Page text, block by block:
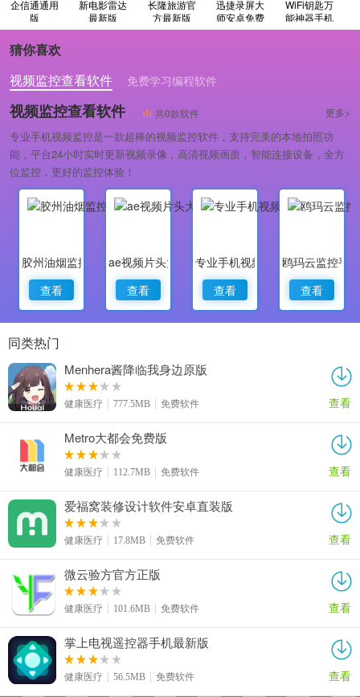
企信通通用
版
新电影雷达
最新版
长隆旅游官
方最新版
迅捷录屏大
师安卓免费
版
WiFi钥匙万
能神器手机
最新版
猜你喜欢
视频监控查看软件
免费学习编程软件
专业做婚礼策划的软件
视频监控查看软件 共0款软件 更多>
专业手机视频监控是一款超棒的视频监控软件，支持完美的本地拍照功
能，平台24小时实时更新视频录像，高清视频画质，智能连接设备，全方
位监控，更好的监控体验！
胶州油烟监控
查看
ae视频片头大师
查看
专业手机视频监控
查看
鸥玛云监控平
查看
同类热门
Menhera酱降临我身边原版
健康医疗 777.5MB 免费软件 查看
Metro大都会免费版
健康医疗 112.7MB 免费软件 查看
爱福窝装修设计软件安卓直装版
健康医疗 17.8MB 免费软件 查看
微云验方官方正版
健康医疗 101.6MB 免费软件 查看
掌上电视遥控器手机最新版
健康医疗 56.5MB 免费软件 查看